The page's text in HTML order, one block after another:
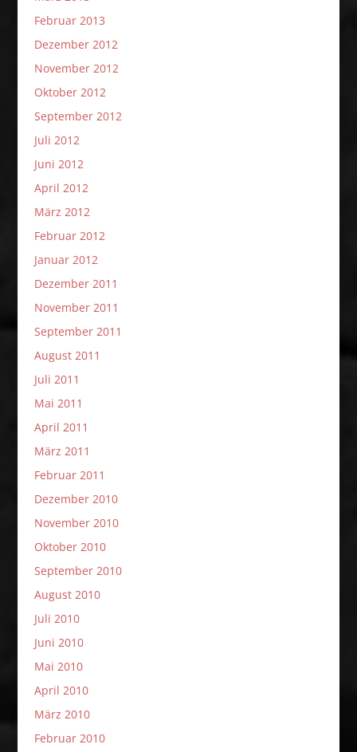
Februar 2013
Dezember 2012
November 2012
Oktober 2012
September 2012
Juli 2012
Juni 2012
April 2012
März 2012
Februar 2012
Januar 2012
Dezember 2011
November 2011
September 2011
August 2011
Juli 2011
Mai 2011
April 2011
März 2011
Februar 2011
Dezember 2010
November 2010
Oktober 2010
September 2010
August 2010
Juli 2010
Juni 2010
Mai 2010
April 2010
März 2010
Februar 2010